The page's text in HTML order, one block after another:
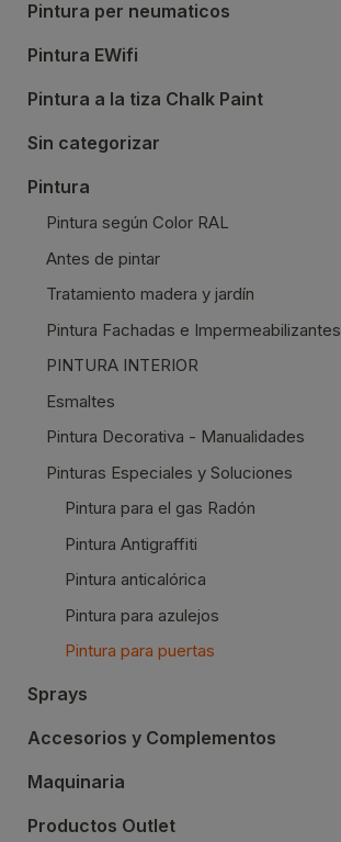
Pintura per neumaticos
Pintura EWifi
Pintura a la tiza Chalk Paint
Sin categorizar
Pintura
Pintura según Color RAL
Antes de pintar
Tratamiento madera y jardín
Pintura Fachadas e Impermeabilizantes
PINTURA INTERIOR
Esmaltes
Pintura Decorativa - Manualidades
Pinturas Especiales y Soluciones
Pintura para el gas Radón
Pintura Antigraffiti
Pintura anticalórica
Pintura para azulejos
Pintura para puertas
Sprays
Accesorios y Complementos
Maquinaria
Productos Outlet